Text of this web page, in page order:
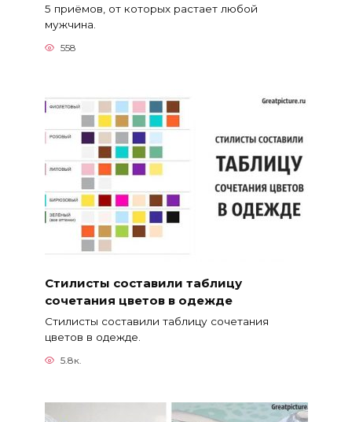
5 приёмов, от которых растает любой
мужчина.
558
Стилисты составили таблицу
сочетания цветов в одежде
Стилисты составили таблицу сочетания
цветов в одежде.
5.8к.